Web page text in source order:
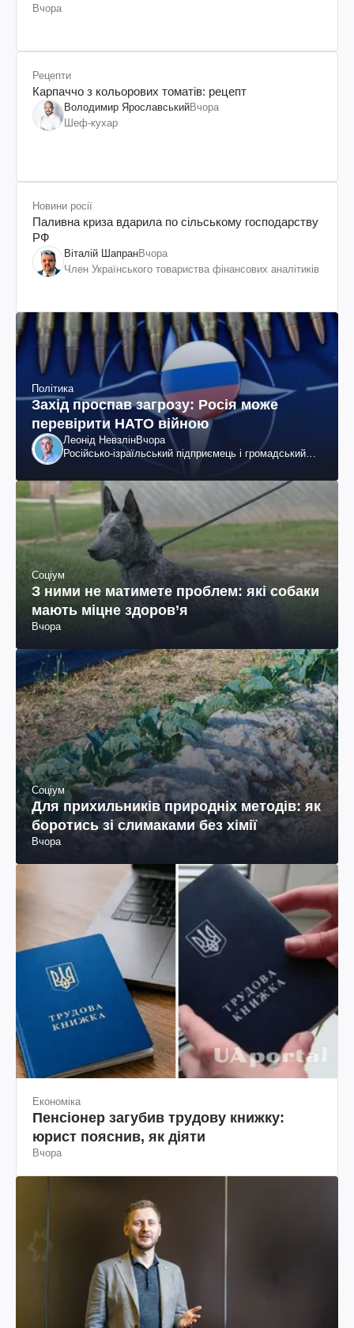
Вчора
Рецепти
Карпаччо з кольорових томатів: рецепт
Володимир ЯрославськийВчора
Шеф-кухар
Новини росії
Паливна криза вдарила по сільському господарству
РФ
Віталій ШапранВчора
Член Українського товариства фінансових аналітиків
Політика
Захід проспав загрозу: Росія може
перевірити НАТО війною
Леонід НевзлінВчора
Російсько-ізраїльський підприємець і громадський
Соціум
З ними не матимете проблем: які собаки
мають міцне здоров’я
Вчора
Соціум
Для прихильників природніх методів: як
боротись зі слимаками без хімії
Вчора
Економіка
Пенсіонер загубив трудову книжку:
юрист пояснив, як діяти
Вчора